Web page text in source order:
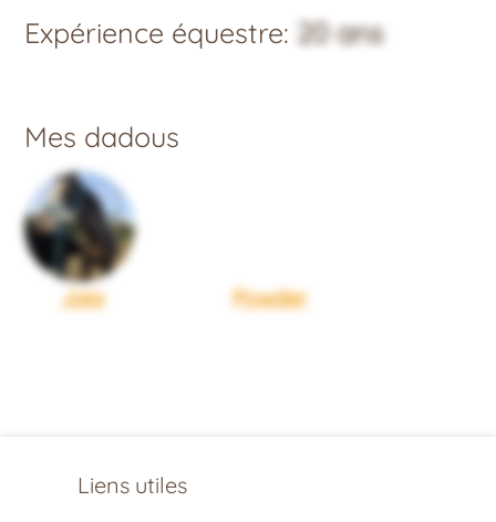
Expérience équestre: 20 ans
Mes dadous
Jaia Powder
Liens utiles